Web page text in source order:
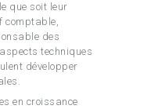
que soit leur
comptable,
des
techniques
développer
en croissance